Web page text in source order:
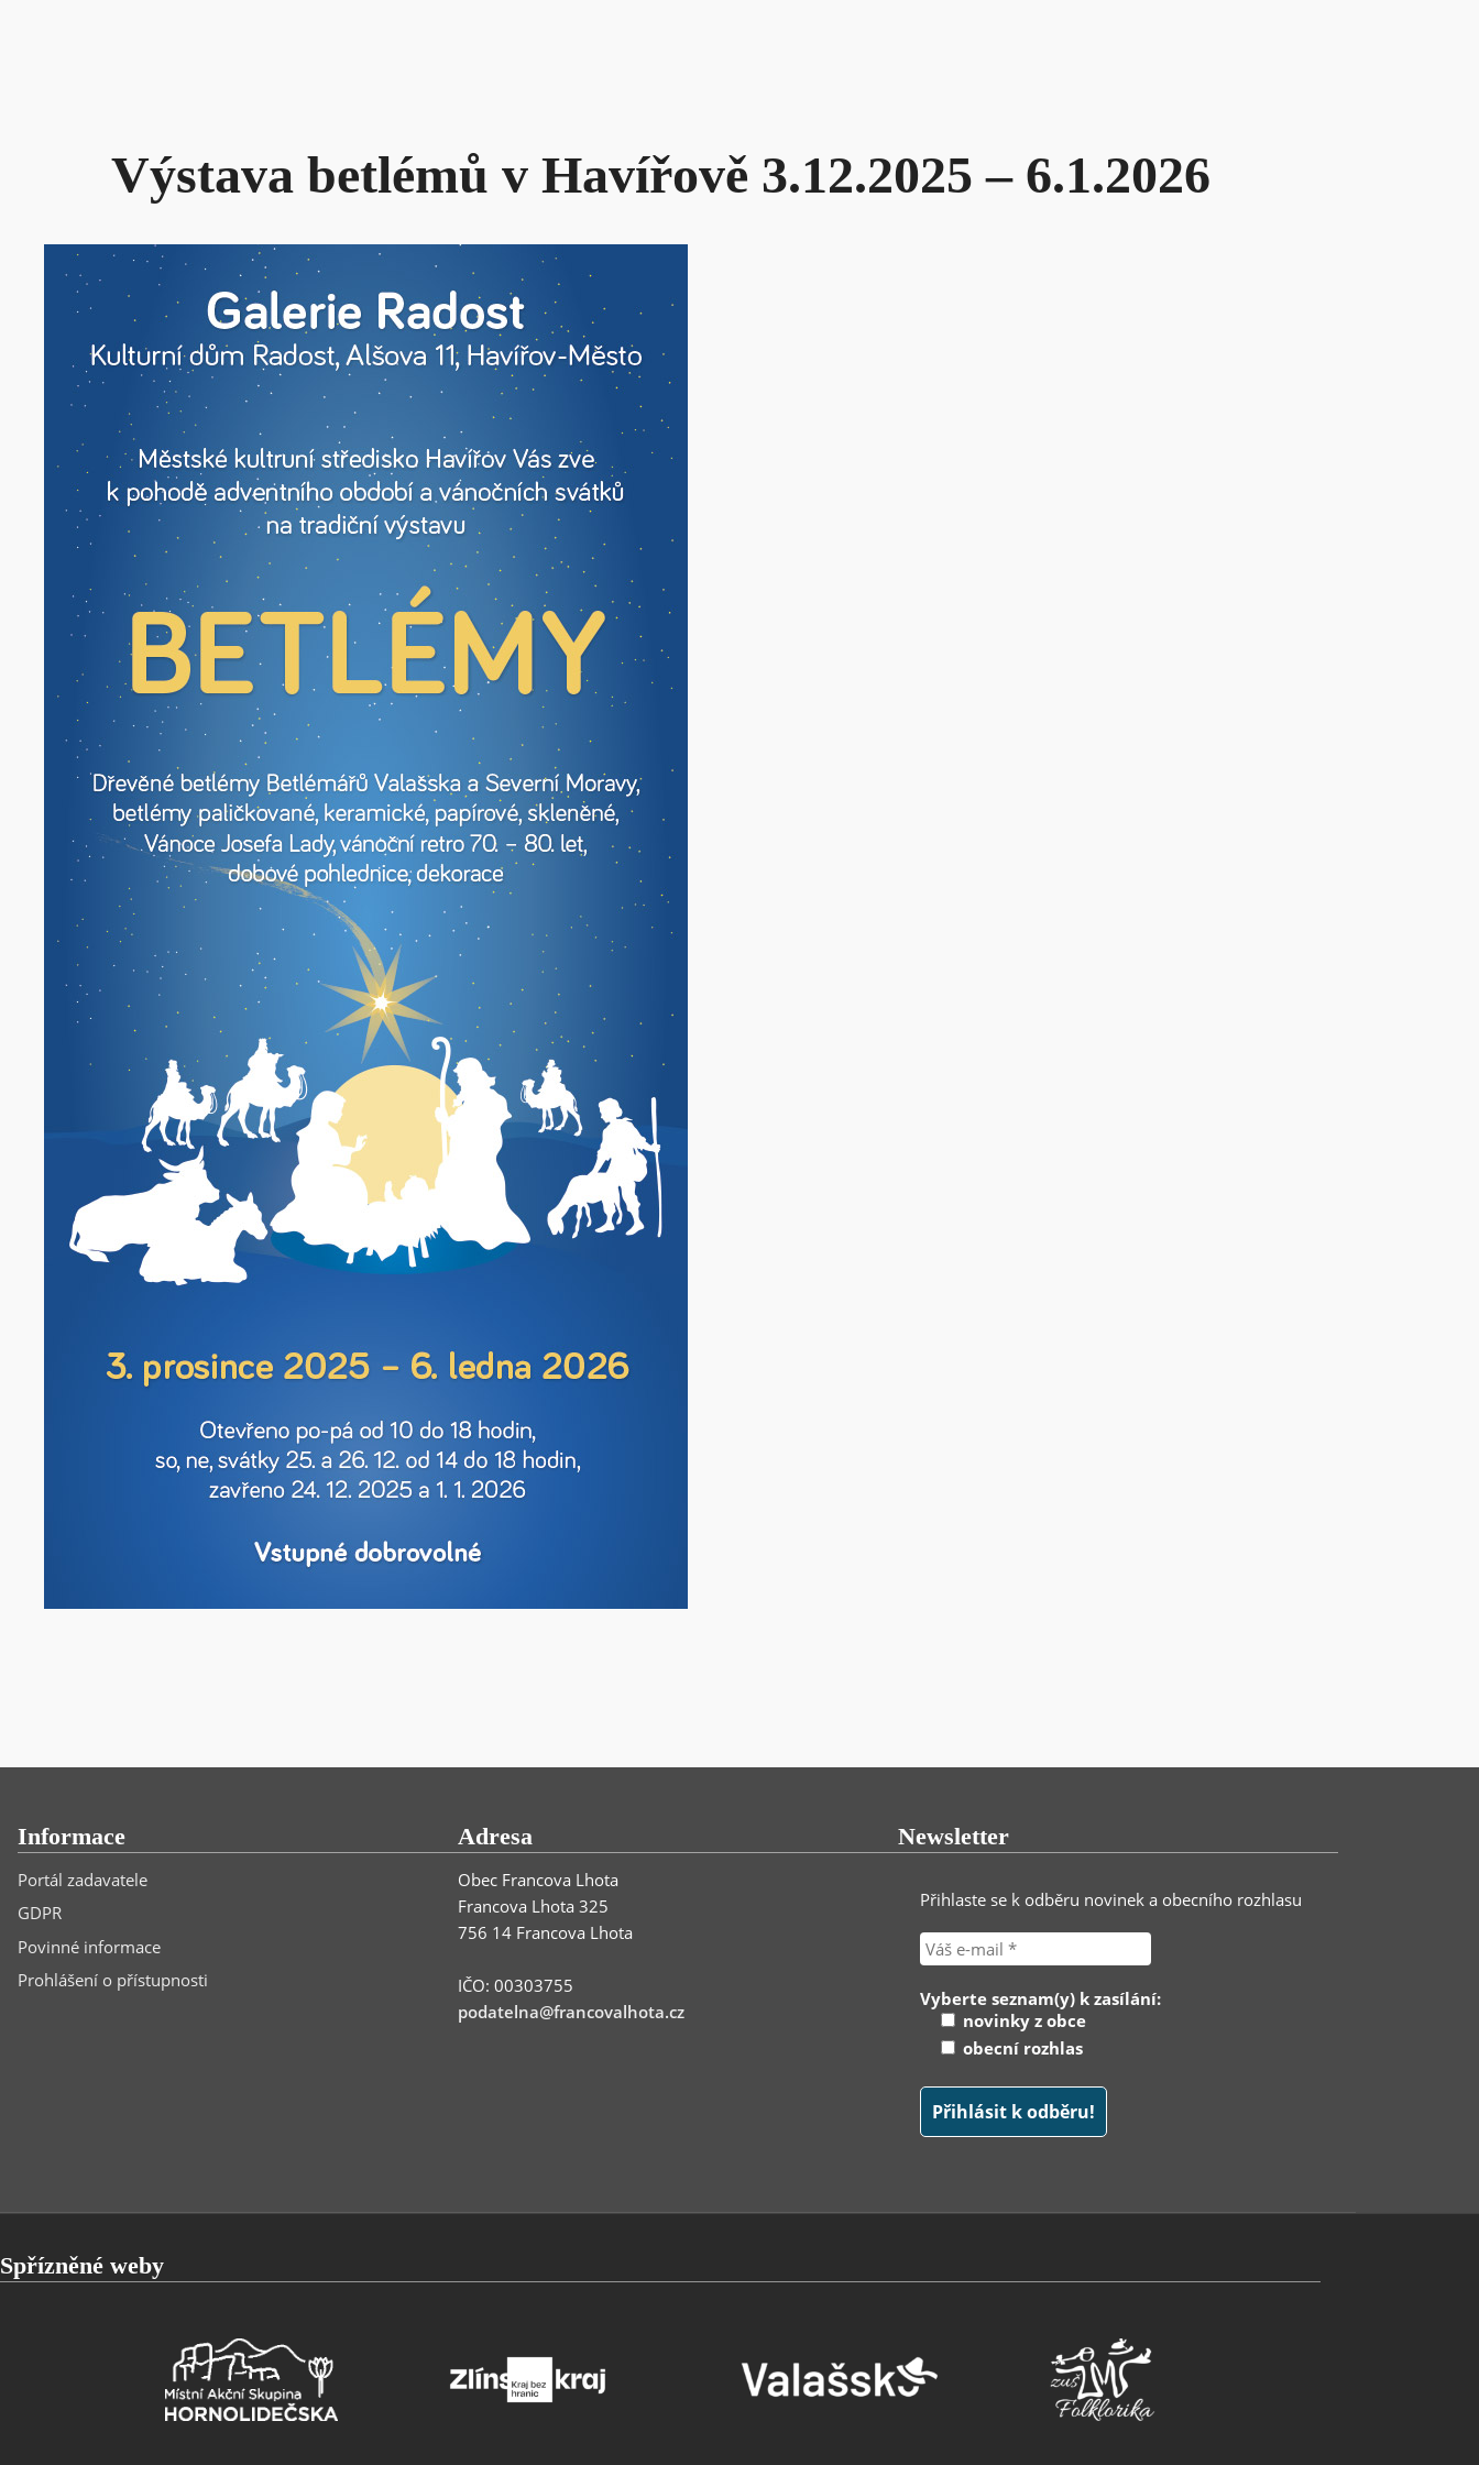
Výstava betlémů v Havířově 3.12.2025 – 6.1.2026
Informace
Portál zadavatele
GDPR
Povinné informace
Prohlášení o přístupnosti
Adresa
Obec Francova Lhota
Francova Lhota 325
756 14 Francova Lhota
IČO: 00303755
podatelna@francovalhota.cz
Newsletter
Přihlaste se k odběru novinek a obecního rozhlasu
Vyberte seznam(y) k zasílání:
novinky z obce
obecní rozhlas
Spřízněné weby